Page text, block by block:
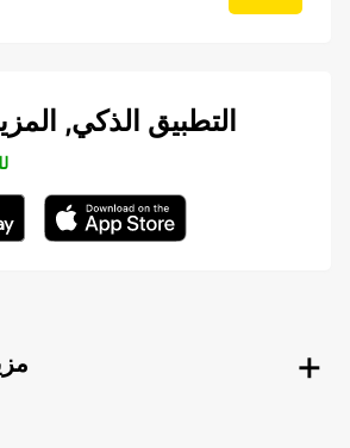
التطبيق الذكي,